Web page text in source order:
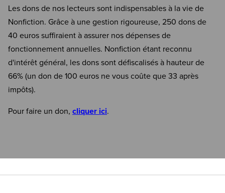
Les dons de nos lecteurs sont indispensables à la vie de
Nonfiction. Grâce à une gestion rigoureuse, 250 dons de
40 euros suffiraient à assurer nos dépenses de
fonctionnement annuelles. Nonfiction étant reconnu
d'intérêt général, les dons sont défiscalisés à hauteur de
66% (un don de 100 euros ne vous coûte que 33 après
impôts).
Pour faire un don, cliquer ici.